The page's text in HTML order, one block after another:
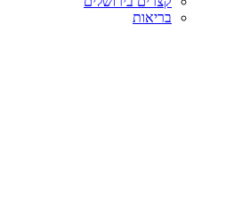
בריאות